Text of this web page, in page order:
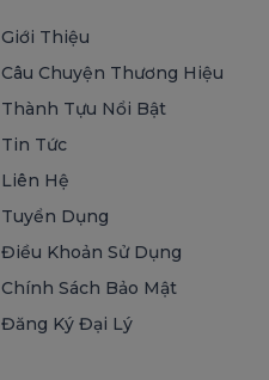
Giới Thiệu
Câu Chuyện Thương Hiệu
Thành Tựu Nổi Bật
Tin Tức
Liên Hệ
Tuyển Dụng
Điều Khoản Sử Dụng
Chính Sách Bảo Mật
Đăng Ký Đại Lý